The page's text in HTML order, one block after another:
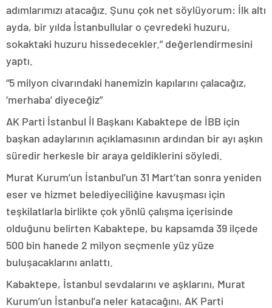
adımlarımızı atacağız. Şunu çok net söylüyorum: İlk altı
ayda, bir yılda İstanbullular o çevredeki huzuru,
sokaktaki huzuru hissedecekler.” değerlendirmesini
yaptı.
“5 milyon civarındaki hanemizin kapılarını çalacağız,
‘merhaba’ diyeceğiz”
AK Parti İstanbul İl Başkanı Kabaktepe de İBB için
başkan adaylarının açıklamasının ardından bir ayı aşkın
süredir herkesle bir araya geldiklerini söyledi.
Murat Kurum’un İstanbul’un 31 Mart’tan sonra yeniden
eser ve hizmet belediyeciliğine kavuşması için
teşkilatlarla birlikte çok yönlü çalışma içerisinde
olduğunu belirten Kabaktepe, bu kapsamda 39 ilçede
500 bin hanede 2 milyon seçmenle yüz yüze
buluşacaklarını anlattı.
Kabaktepe, İstanbul sevdalarını ve aşklarını, Murat
Kurum’un İstanbul’a neler katacağını, AK Parti